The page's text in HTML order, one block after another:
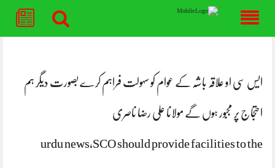
ایس سی او علاقہ باشہ کے عوام کو سہولت فراہم کرے بصورت دیگر ہم
احتجاج پر مجبور ہوں گے مولانا علی رضا ناصری
urdu news,SCO should provide facilities to the